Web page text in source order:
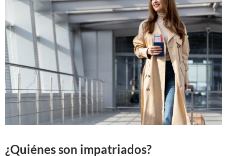
¿Quiénes son impatriados?